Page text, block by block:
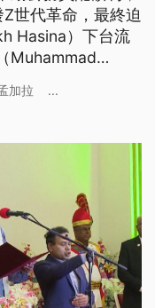
世代革命，最終迫
Hasina）下台流
Muhammad
為國家打造公平正
加拉 ...